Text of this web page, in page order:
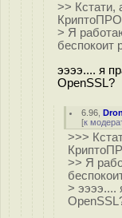
>> Кстати,
> Я
беспокоит
ээээ.... я
OpenSSL?
6.96 ,Dron
[к
>>>
>> Я
> ээээ....